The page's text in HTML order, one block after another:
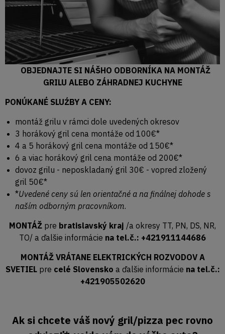
OBJEDNAJTE SI NÁŠHO ODBORNÍKA NA MONTÁŽ
GRILU ALEBO ZÁHRADNEJ KUCHYNE
PONÚKANÉ SLUŹBY A CENY:
montáž grilu v rámci dole uvedených okresov
3 horákový gril cena montáže od 100€*
4 a 5 horákový gril cena montáže od 150€*
6 a viac horákový gril cena montáže od 200€*
dovoz grilu - neposkladaný gril 30€ - vopred zložený
gril 50€*
*Uvedené ceny sú len orientačné a na finálnej dohode s
naším odborným pracovníkom.
MONTÁŽ pre bratislavský kraj /a okresy TT, PN, DS, NR,
TO/ a ďalšie informácie na tel.č.: +421911144686
MONTÁŽ VRÁTANE ELEKTRICKÝCH ROZVODOV A
SVETIEL pre celé Slovensko a ďalšie informácie na tel.č.:
+421905502620
Ak si chcete váš nový gril/pizza pec rovno